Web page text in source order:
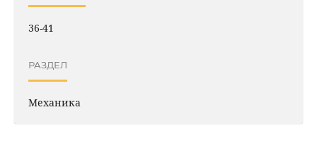
36-41
РАЗДЕЛ
Механика